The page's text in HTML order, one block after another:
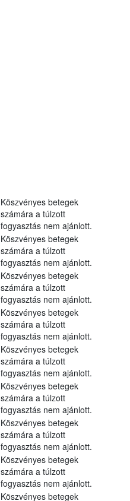
Köszvényes betegek
számára a túlzott
fogyasztás nem ajánlott.
Köszvényes betegek
számára a túlzott
fogyasztás nem ajánlott.
Köszvényes betegek
számára a túlzott
fogyasztás nem ajánlott.
Köszvényes betegek
számára a túlzott
fogyasztás nem ajánlott.
Köszvényes betegek
számára a túlzott
fogyasztás nem ajánlott.
Köszvényes betegek
számára a túlzott
fogyasztás nem ajánlott.
Köszvényes betegek
számára a túlzott
fogyasztás nem ajánlott.
Köszvényes betegek
számára a túlzott
fogyasztás nem ajánlott.
Köszvényes betegek